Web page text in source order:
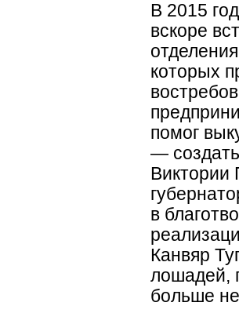
В 2015
вскоре
которых
помог
—
Виктории
в
Канвяр
лошадей,
больше